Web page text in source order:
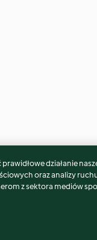
również...
działanie
oraz analizy
z sektora mediów